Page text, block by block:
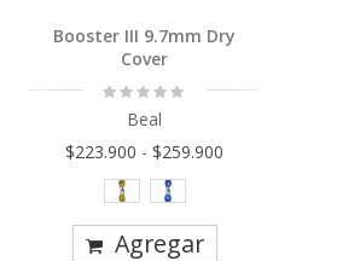
Booster III 9.7mm Dry
Cover
Rating:
Beal
$223.900 - $259.900
Agregar